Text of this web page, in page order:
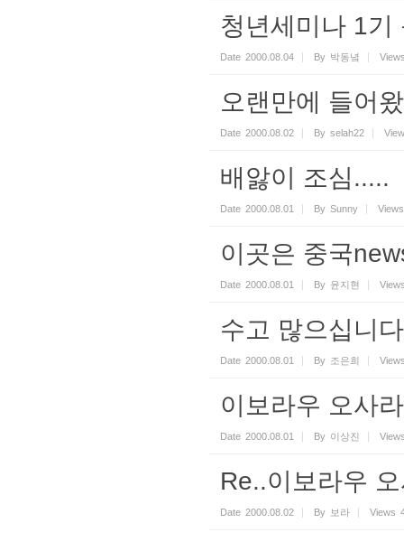
청년세미나 1기
Date 2000.08.04 By 박동녘
오랜만에 들어
Date 2000.08.02 By selah22
배앓이 조심.....
Date 2000.08.01 By Sunny Views
이곳은 중국
Date 2000.08.01 By 윤지현
수고 많으십니
Date 2000.08.01 By 조은희
이보라우 오사
Date 2000.08.01 By 이상진
Re..이보라우
Date 2000.08.02 By 보라 Views